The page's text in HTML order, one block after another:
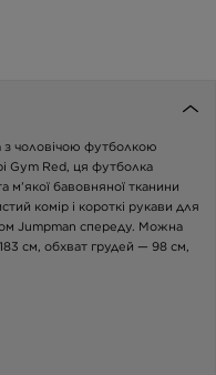
з чоловічою футболкою
Gym Red, ця футболка
м’якої бавовняної тканини
комір і короткі рукави для
Jumpman спереду. Можна
см, обхват грудей — 98 см,